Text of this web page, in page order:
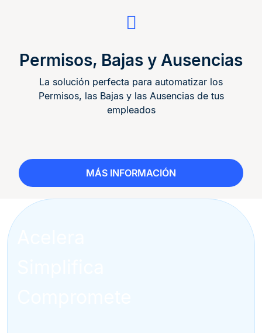
Permisos, Bajas y Ausencias
La solución perfecta para automatizar los
Permisos, las Bajas y las Ausencias de tus
empleados
MÁS INFORMACIÓN